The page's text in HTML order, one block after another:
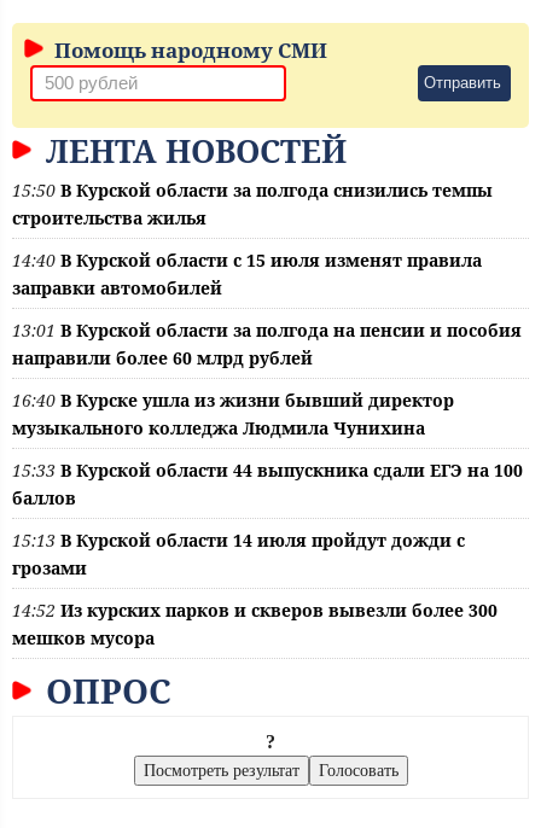
Помощь народному СМИ
Отправить
ЛЕНТА НОВОСТЕЙ
15:50 В Курской области за полгода снизились темпы
строительства жилья
14:40 В Курской области с 15 июля изменят правила
заправки автомобилей
13:01 В Курской области за полгода на пенсии и пособия
направили более 60 млрд рублей
16:40 В Курске ушла из жизни бывший директор
музыкального колледжа Людмила Чунихина
15:33 В Курской области 44 выпускника сдали ЕГЭ на 100
баллов
15:13 В Курской области 14 июля пройдут дожди с
грозами
14:52 Из курских парков и скверов вывезли более 300
мешков мусора
ОПРОС
?